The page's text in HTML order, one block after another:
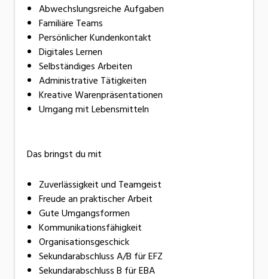
Abwechslungsreiche Aufgaben
Familiäre Teams
Persönlicher Kundenkontakt
Digitales Lernen
Selbständiges Arbeiten
Administrative Tätigkeiten
Kreative Warenpräsentationen
Umgang mit Lebensmitteln
Das bringst du mit
Zuverlässigkeit und Teamgeist
Freude an praktischer Arbeit
Gute Umgangsformen
Kommunikationsfähigkeit
Organisationsgeschick
Sekundarabschluss A/B für EFZ
Sekundarabschluss B für EBA